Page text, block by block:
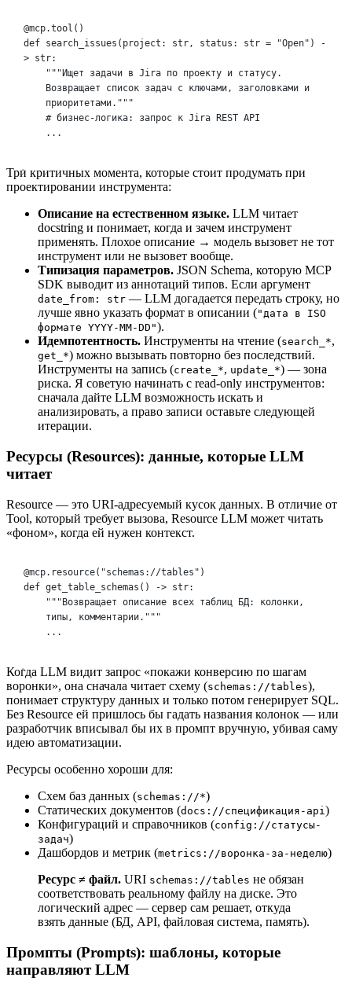
@mcp.tool()
def search_issues(project: str, status: str = "Open") -
> str:
"""Ищет задачи в Jira по проекту и статусу.
Возвращает список задач с ключами, заголовками и
приоритетами."""
# бизнес-логика: запрос к Jira REST API
...
Три критичных момента, которые стоит продумать при
проектировании инструмента:
Описание на естественном языке. LLM читает
docstring и понимает, когда и зачем инструмент
применять. Плохое описание → модель вызовет не тот
инструмент или не вызовет вообще.
Типизация параметров. JSON Schema, которую MCP
SDK выводит из аннотаций типов. Если аргумент
date_from: str — LLM догадается передать строку, но
лучше явно указать формат в описании ("дата в ISO
формате YYYY-MM-DD").
Идемпотентность. Инструменты на чтение (search_*,
get_*) можно вызывать повторно без последствий.
Инструменты на запись (create_*, update_*) — зона
риска. Я советую начинать с read-only инструментов:
сначала дайте LLM возможность искать и
анализировать, а право записи оставьте следующей
итерации.
Ресурсы (Resources): данные, которые LLM
читает
Resource — это URI-адресуемый кусок данных. В отличие от
Tool, который требует вызова, Resource LLM может читать
«фоном», когда ей нужен контекст.
@mcp.resource("schemas://tables")
def get_table_schemas() -> str:
"""Возвращает описание всех таблиц БД: колонки,
типы, комментарии."""
...
Когда LLM видит запрос «покажи конверсию по шагам
воронки», она сначала читает схему (schemas://tables),
понимает структуру данных и только потом генерирует SQL.
Без Resource ей пришлось бы гадать названия колонок — или
разработчик вписывал бы их в промпт вручную, убивая саму
идею автоматизации.
Ресурсы особенно хороши для:
Схем баз данных (schemas://*)
Статических документов (docs://спецификация-api )
Конфигураций и справочников (config://статусы-
задач)
Дашбордов и метрик (metrics://воронка-за-неделю)
Ресурс ≠ файл. URI schemas://tables не обязан
соответствовать реальному файлу на диске. Это
логический адрес — сервер сам решает, откуда
взять данные (БД, API, файловая система, память).
Промпты (Prompts): шаблоны, которые
направляют LLM